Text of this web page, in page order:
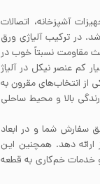
تجهیزات آشپزخانه، اتصالات
در ترکیب آلیاژی ورق
باعث مقاومت نسبتاً خوب در
کم عنصر نیکل در آلیاژ
از انتخاب‌های مقرون به
بالا و محیط ساحلی
سفارش شما و در ابعاد
دهد. همچنین این
خدمات خم‌کاری به قطعه